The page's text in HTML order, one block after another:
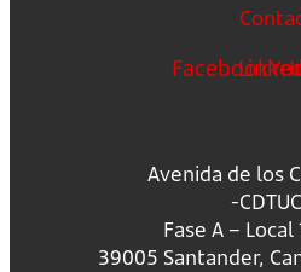
Facebook
Avenida de los
-
Fase A –
39005 Santander,